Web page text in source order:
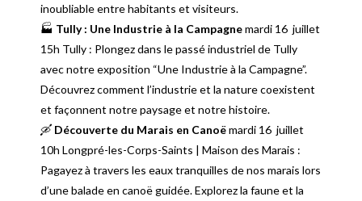
inoubliable entre habitants et visiteurs.
🏭 Tully : Une Industrie à la Campagnemardi 16 juillet
15h Tully : Plongez dans le passé industriel de Tully
avec notre exposition “Une Industrie à la Campagne”.
Découvrez comment l’industrie et la nature coexistent
et façonnent notre paysage et notre histoire.
🛶 Découverte du Marais en Canoëmardi 16 juillet
10h Longpré-les-Corps-Saints | Maison des Marais :
Pagayez à travers les eaux tranquilles de nos marais lors
d’une balade en canoë guidée. Explorez la faune et la